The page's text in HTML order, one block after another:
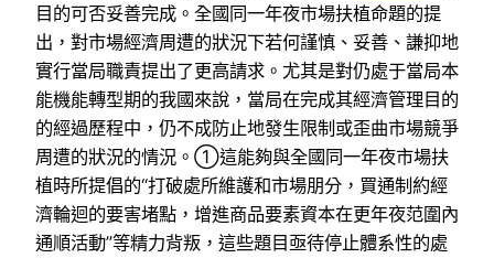
目的可否妥善完成。全國同一年夜市場扶植命題的提
出，對市場經濟周遭的狀況下若何謹慎、妥善、謙抑地
實行當局職責提出了更高請求。尤其是對仍處于當局本
能機能轉型期的我國來說，當局在完成其經濟管理目的
的經過歷程中，仍不成防止地發生限制或歪曲市場競爭
周遭的狀況的情況。①這能夠與全國同一年夜市場扶
植時所提倡的“打破處所維護和市場朋分，買通制約經
濟輪迴的要害堵點，增進商品要素資本在更年夜范圍內
通順活動”等精力背叛，這些題目亟待停止體系性的處